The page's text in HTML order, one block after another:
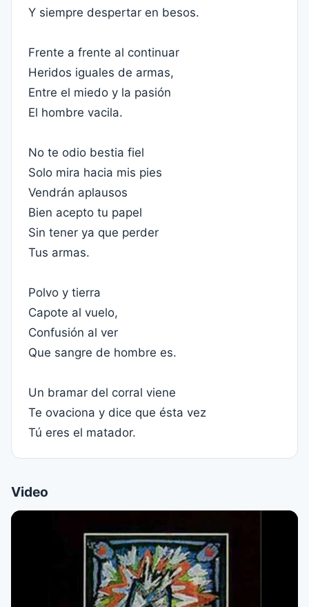
Y siempre despertar en besos.
Frente a frente al continuar
Heridos iguales de armas,
Entre el miedo y la pasión
El hombre vacila.
No te odio bestia fiel
Solo mira hacia mis pies
Vendrán aplausos
Bien acepto tu papel
Sin tener ya que perder
Tus armas.
Polvo y tierra
Capote al vuelo,
Confusión al ver
Que sangre de hombre es.
Un bramar del corral viene
Te ovaciona y dice que ésta vez
Tú eres el matador.
Video